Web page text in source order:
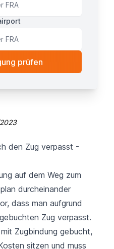
den Zug verpasst -
auf dem Weg zum
durcheinander
dass man aufgrund
Zug verpasst.
Zugbindung gebucht,
sitzen und muss